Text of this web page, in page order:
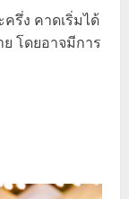
รึ่ง คาดเริ่มได้
โดยอาจมีการ